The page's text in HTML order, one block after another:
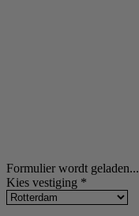
Formulier wordt geladen...
Kies vestiging *